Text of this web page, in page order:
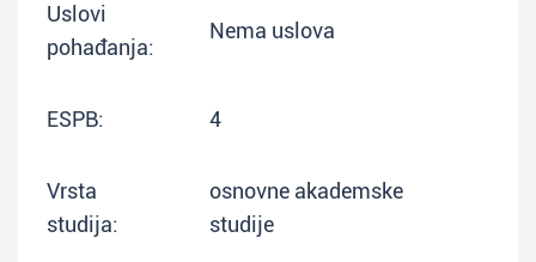
Uslovi
pohađanja:
Nema uslova
ESPB: 4
Vrsta
studija:
osnovne akademske
studije